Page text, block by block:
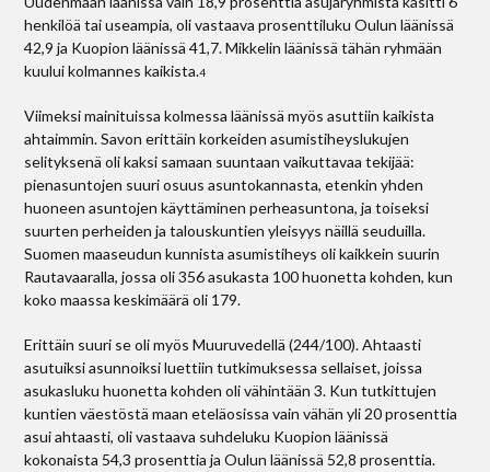
henkilöä tai useampia, oli vastaava prosenttiluku Oulun läänissä
42,9 ja Kuopion läänissä 41,7. Mikkelin läänissä tähän ryhmään
kuului kolmannes kaikista.4
Viimeksi mainituissa kolmessa läänissä myös asuttiin kaikista
ahtaimmin. Savon erittäin korkeiden asumistiheyslukujen
selityksenä oli kaksi samaan suuntaan vaikuttavaa tekijää:
pienasuntojen suuri osuus asuntokannasta, etenkin yhden
huoneen asuntojen käyttäminen perheasuntona, ja toiseksi
suurten perheiden ja talouskuntien yleisyys näillä seuduilla.
Suomen maaseudun kunnista asumistiheys oli kaikkein suurin
Rautavaaralla, jossa oli 356 asukasta 100 huonetta kohden, kun
koko maassa keskimäärä oli 179.
Erittäin suuri se oli myös Muuruvedellä (244/100). Ahtaasti
asutuiksi asunnoiksi luettiin tutkimuksessa sellaiset, joissa
asukasluku huonetta kohden oli vähintään 3. Kun tutkittujen
kuntien väestöstä maan eteläosissa vain vähän yli 20 prosenttia
asui ahtaasti, oli vastaava suhdeluku Kuopion läänissä
kokonaista 54,3 prosenttia ja Oulun läänissä 52,8 prosenttia.